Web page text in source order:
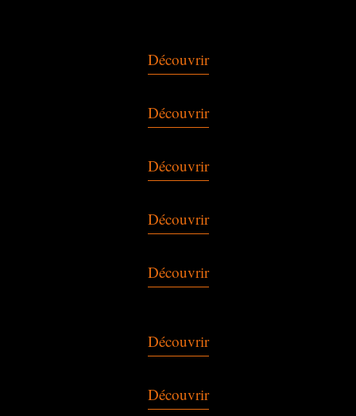
Découvrir
Découvrir
Découvrir
Découvrir
Découvrir
Découvrir
Découvrir